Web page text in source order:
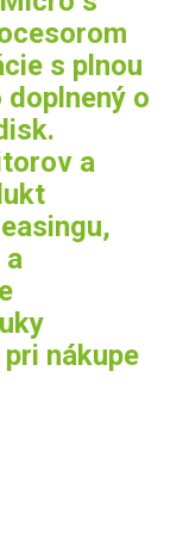
s plnou
o
a
a
nákupe